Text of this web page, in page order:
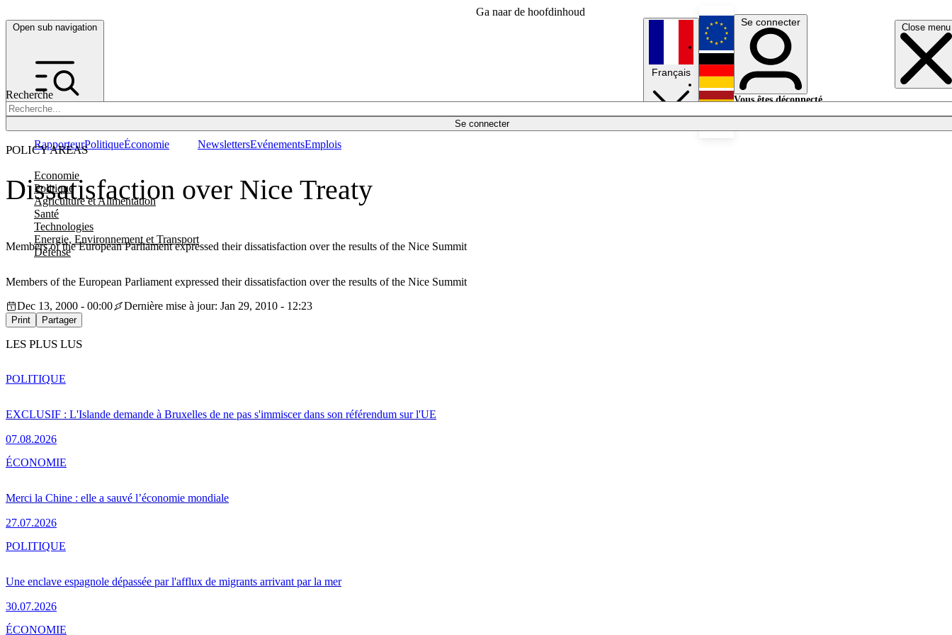
Ga naar de hoofdinhoud
Open sub navigation Close menu
Recherche
Se connecter
POLICY AREAS
Economie
Politique
Agriculture et Alimentation
Santé
Technologies
Energie, Environnement et Transport
Défense
RapporteurPolitiqueÉconomie NewslettersEvénementsEmplois
Français
English
Deutsch
Se connecter
Vous êtes déconnecté.
Dissatisfaction over Nice Treaty
Members of the European Parliament expressed their dissatisfaction over the results of the Nice Summit
Members of the European Parliament expressed their dissatisfaction over the results of the Nice Summit
Dec 13, 2000 - 00:00
Dernière mise à jour: Jan 29, 2010 - 12:23
Print Partager
LES PLUS LUS
EXCLUSIF : L'Islande demande à Bruxelles de ne pas s'immiscer dans son référendum sur l'UE
07.08.2026
POLITIQUE
Merci la Chine : elle a sauvé l’économie mondiale
27.07.2026
ÉCONOMIE
Une enclave espagnole dépassée par l'afflux de migrants arrivant par la mer
30.07.2026
POLITIQUE
ÉCONOMIE